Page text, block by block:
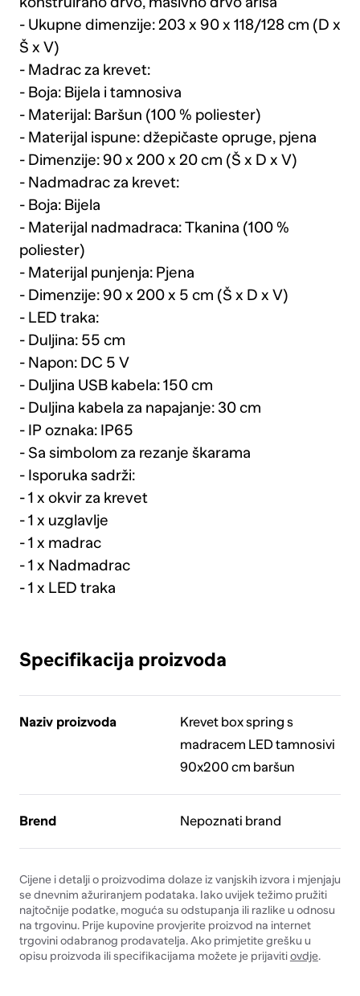
- Ukupne dimenzije: 203 x 90 x 118/128 cm (D x
Š x V)
- Madrac za krevet:
- Boja: Bijela i tamnosiva
- Materijal: Baršun (100 % poliester)
- Materijal ispune: džepičaste opruge, pjena
- Dimenzije: 90 x 200 x 20 cm (Š x D x V)
- Nadmadrac za krevet:
- Boja: Bijela
- Materijal nadmadraca: Tkanina (100 %
poliester)
- Materijal punjenja: Pjena
- Dimenzije: 90 x 200 x 5 cm (Š x D x V)
- LED traka:
- Duljina: 55 cm
- Napon: DC 5 V
- Duljina USB kabela: 150 cm
- Duljina kabela za napajanje: 30 cm
- IP oznaka: IP65
- Sa simbolom za rezanje škarama
- Isporuka sadrži:
- 1 x okvir za krevet
- 1 x uzglavlje
- 1 x madrac
- 1 x Nadmadrac
- 1 x LED traka
Specifikacija proizvoda
Naziv proizvoda
Krevet box spring s
madracem LED tamnosivi
90x200 cm baršun
Brend Nepoznati brand
Cijene i detalji o proizvodima dolaze iz vanjskih izvora i mjenjaju
se dnevnim ažuriranjem podataka. Iako uvijek težimo pružiti
najtočnije podatke, moguća su odstupanja ili razlike u odnosu
na trgovinu. Prije kupovine provjerite proizvod na internet
trgovini odabranog prodavatelja. Ako primjetite grešku u
opisu proizvoda ili specifikacijama možete je prijavitiovdje.